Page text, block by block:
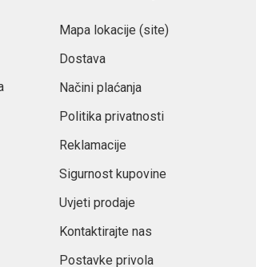
Mapa lokacije (site)
Dostava
Načini plaćanja
Politika privatnosti
Reklamacije
Sigurnost kupovine
Uvjeti prodaje
Kontaktirajte nas
Postavke privola